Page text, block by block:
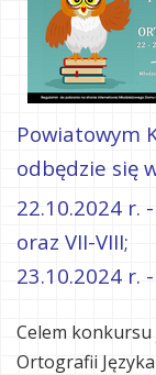
Powiatowym
odbędzie się
22.10.2024 r.
oraz VII-VIII;
23.10.2024 r.
Celem
Ortografii